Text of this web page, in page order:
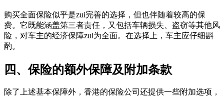
购买全面保险似乎是zui完善的选择，但也伴随着较高的保
费。它既能涵盖第三者责任，又包括车辆损失、盗窃等其他风
险，对车主的经济保障zui为全面。在选择上，车主应仔细斟
酌。
四、保险的额外保障及附加条款
除了上述基本保障外，香港的保险公司还提供一些附加选项，